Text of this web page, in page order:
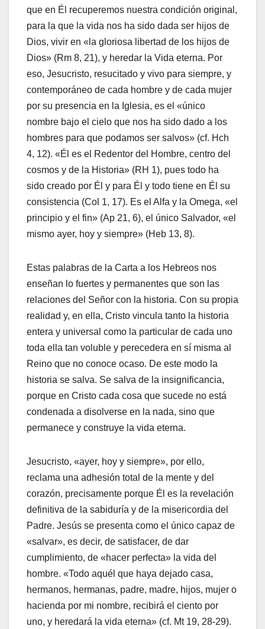
que en Él recuperemos nuestra condición original,
para la que la vida nos ha sido dada ser hijos de
Dios, vivir en «la gloriosa libertad de los hijos de
Dios» (Rm 8, 21), y heredar la Vida eterna. Por
eso, Jesucristo, resucitado y vivo para siempre, y
contemporáneo de cada hombre y de cada mujer
por su presencia en la Iglesia, es el «único
nombre bajo el cielo que nos ha sido dado a los
hombres para que podamos ser salvos» (cf. Hch
4, 12). «Él es el Redentor del Hombre, centro del
cosmos y de la Historia» (RH 1), pues todo ha
sido creado por Él y para Él y todo tiene en Él su
consistencia (Col 1, 17). Es el Alfa y la Omega, «el
principio y el fin» (Ap 21, 6), el único Salvador, «el
mismo ayer, hoy y siempre» (Heb 13, 8).
Estas palabras de la Carta a los Hebreos nos
enseñan lo fuertes y permanentes que son las
relaciones del Señor con la historia. Con su propia
realidad y, en ella, Cristo vincula tanto la historia
entera y universal como la particular de cada uno
toda ella tan voluble y perecedera en sí misma al
Reino que no conoce ocaso. De este modo la
historia se salva. Se salva de la insignificancia,
porque en Cristo cada cosa que sucede no está
condenada a disolverse en la nada, sino que
permanece y construye la vida eterna.
Jesucristo, «ayer, hoy y siempre», por ello,
reclama una adhesión total de la mente y del
corazón, precisamente porque Él es la revelación
definitiva de la sabiduría y de la misericordia del
Padre. Jesús se presenta como el único capaz de
«salvar», es decir, de satisfacer, de dar
cumplimiento, de «hacer perfecta» la vida del
hombre. «Todo aquél que haya dejado casa,
hermanos, hermanas, padre, madre, hijos, mujer o
hacienda por mi nombre, recibirá el ciento por
uno, y heredará la vida eterna» (cf. Mt 19, 28-29).